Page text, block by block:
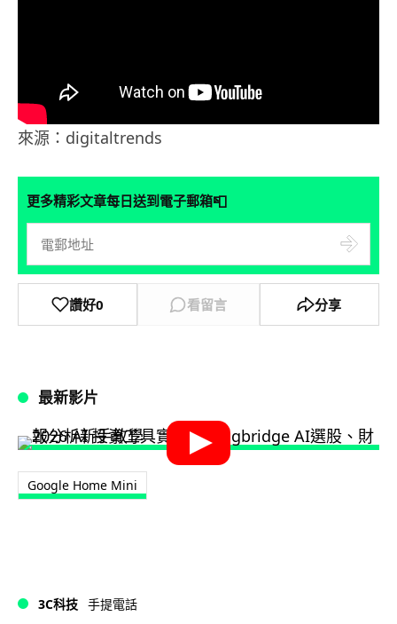
來源：digitaltrends
更多精彩文章每日送到電子郵箱📮
讚好0 看留言 分享
最新影片
Google Home Mini
3C科技 手提電話